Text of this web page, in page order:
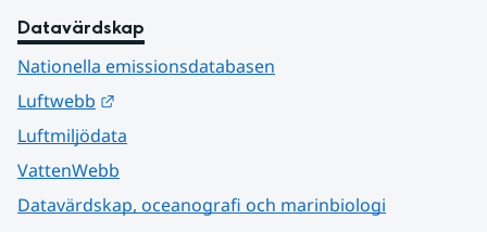
Datavärdskap
Nationella emissionsdatabasen
Luftwebb
Luftmiljödata
VattenWebb
Datavärdskap, oceanografi och marinbiologi